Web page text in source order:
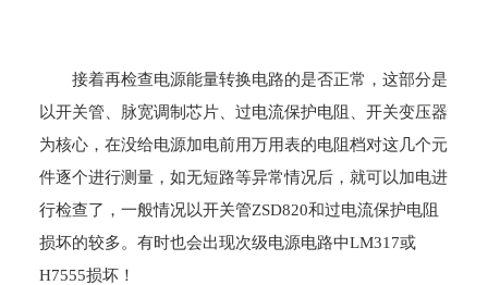
接着再检查电源能量转换电路的是否正常，这部分是
以开关管、脉宽调制芯片、过电流保护电阻、开关变压器
为核心，在没给电源加电前用万用表的电阻档对这几个元
件逐个进行测量，如无短路等异常情况后，就可以加电进
行检查了，一般情况以开关管ZSD820和过电流保护电阻
损坏的较多。有时也会出现次级电源电路中LM317或
H7555损坏！